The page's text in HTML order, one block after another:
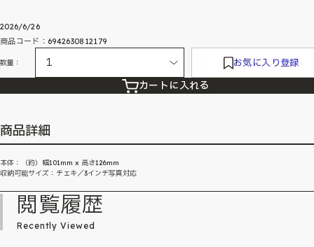
2026/6/26
商品コード：6942630812179
数量： お気に入り登録
カートに入れる
商品詳細
本体：（約）幅101mm x 高さ126mm
収納可能サイズ：チェキ／3インチ写真対応
閲覧履歴
Recently Viewed